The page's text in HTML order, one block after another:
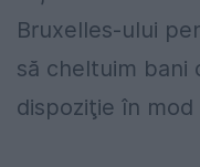
Bruxelles-ului
să cheltuim bani
dispoziţie în